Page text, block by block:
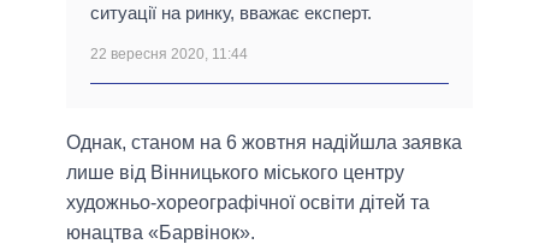
ситуації на ринку, вважає експерт.
22 вересня 2020, 11:44
Однак, станом на 6 жовтня надійшла заявка
лише від Вінницького міського центру
художньо-хореографічної освіти дітей та
юнацтва «Барвінок».